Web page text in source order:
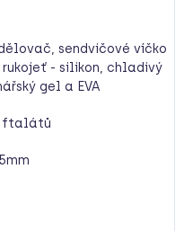
sendvičové víčko
- silikon, chladivý
gel a EVA
ftalátů